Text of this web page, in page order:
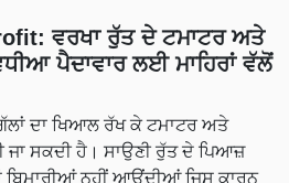
ਵਰਖਾ ਰੁੱਤ ਦੇ ਟਮਾਟਰ ਅਤੇ
ਪੈਦਾਵਾਰ ਲਈ ਮਾਹਿਰਾਂ ਵੱਲੋਂ
ਦਾ ਖਿਆਲ ਰੱਖ ਕੇ ਟਮਾਟਰ ਅਤੇ
ਜਾ ਸਕਦੀ ਹੈ। ਸਾਉਣੀ ਰੁੱਤ ਦੇ ਪਿਆਜ਼
ਨਹੀਂ ਆਉਂਦੀਆਂ ਜਿਸ ਕਾਰਨ